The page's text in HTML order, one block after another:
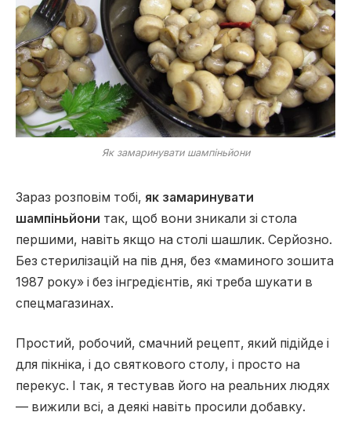
Як замаринувати шампіньйони
Зараз розповім тобі, як замаринувати
шампіньйони так, щоб вони зникали зі стола
першими, навіть якщо на столі шашлик. Серйозно.
Без стерилізацій на пів дня, без «маминого зошита
1987 року» і без інгредієнтів, які треба шукати в
спецмагазинах.
Простий, робочий, смачний рецепт, який підійде і
для пікніка, і до святкового столу, і просто на
перекус. І так, я тестував його на реальних людях
— вижили всі, а деякі навіть просили добавку.